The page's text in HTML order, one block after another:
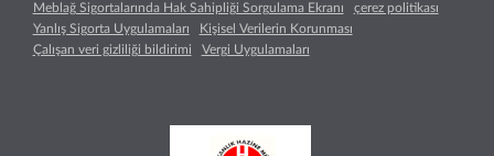
Meblağ Sigortalarında Hak Sahipliği Sorgulama Ekranı
çerez politikası
Yanlış Sigorta Uygulamaları
Kişisel Verilerin Korunması
Çalışan veri gizliliği bildirimi
Vergi Uygulamaları